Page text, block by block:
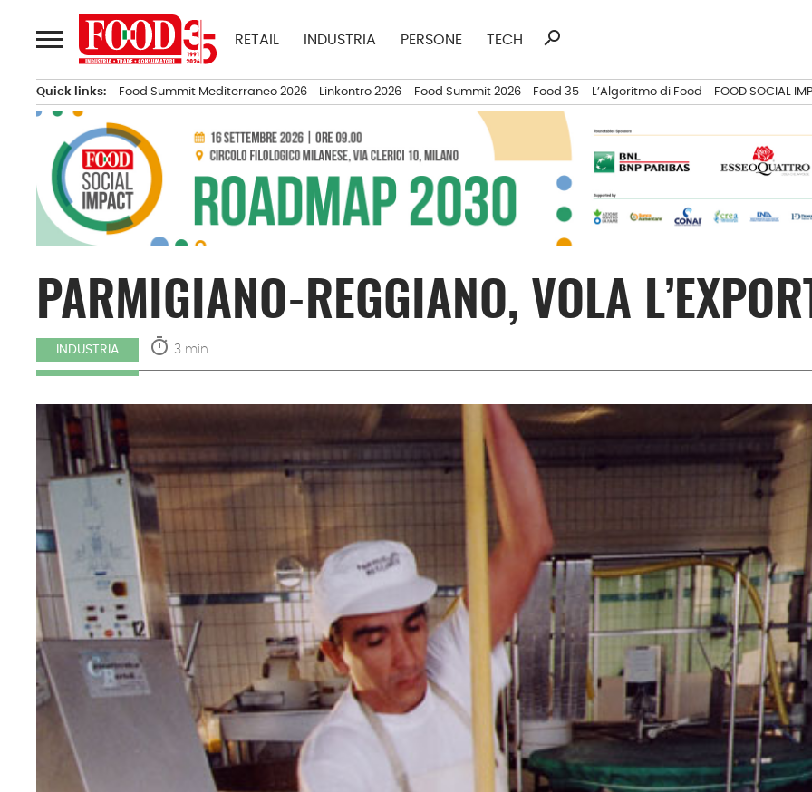
al
contenuto
RETAIL INDUSTRIA PERSONE TECH
Ricerca
search
Quick links: Food Summit Mediterraneo 2026 Linkontro 2026 Food Summit 2026 Food 35 L’Algoritmo di Food FOOD SOCIAL
PARMIGIANO-REGGIANO, VOLA
INDUSTRIA timer 3 min.